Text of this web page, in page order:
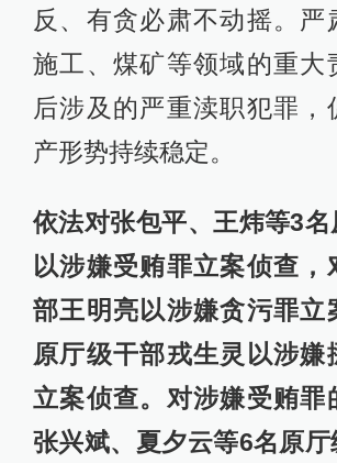
反、有贪必肃不动摇。严
施工、煤矿等领域的重大
后涉及的严重渎职犯罪，
产形势持续稳定。
依法对张包平、王炜等3
以涉嫌受贿罪立案侦查，
部王明亮以涉嫌贪污罪立
原厅级干部戎生灵以涉嫌
立案侦查。对涉嫌受贿罪
张兴斌、夏夕云等6名原